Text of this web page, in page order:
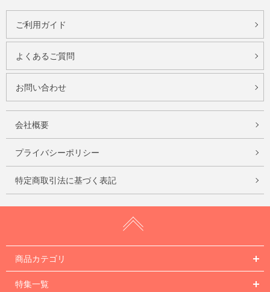
ご利用ガイド
よくあるご質問
お問い合わせ
会社概要
プライバシーポリシー
特定商取引法に基づく表記
商品カテゴリ
特集一覧